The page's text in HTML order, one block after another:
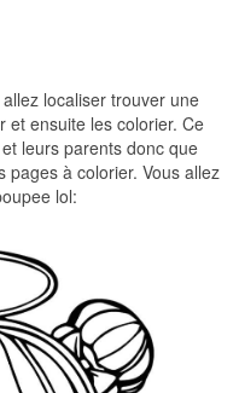
allez localiser trouver une
et ensuite les colorier. Ce
leurs parents donc que
à colorier. Vous allez
lol: